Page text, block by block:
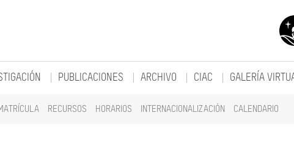
RECURSOS HORARIOS INTERNACIONALIZACIÓN CALENDARIO
PUBLICACIONES ARCHIVO CIAC GALERÍA